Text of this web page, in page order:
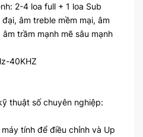
2-4 loa full + 1 loa Sub
âm treble mềm mại, âm
trầm mạnh mẽ sâu mạnh
40KHZ
thuật số chuyên nghiệp:
tính để điều chỉnh và Up